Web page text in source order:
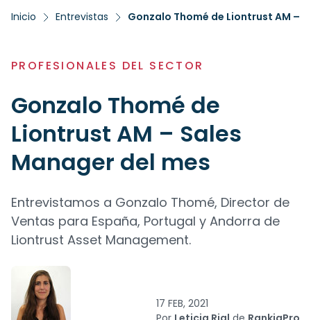
Inicio Entrevistas Gonzalo Thomé de Liontrust AM –
PROFESIONALES DEL SECTOR
Gonzalo Thomé de
Liontrust AM – Sales
Manager del mes
Entrevistamos a Gonzalo Thomé, Director de
Ventas para España, Portugal y Andorra de
Liontrust Asset Management.
17 FEB, 2021